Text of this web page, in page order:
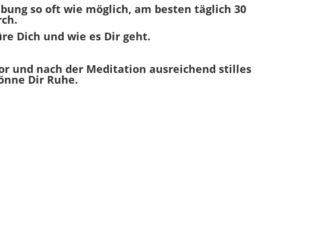
so oft wie möglich, am besten täglich 30
Dich und wie es Dir geht.
und nach der Meditation ausreichend stilles
Dir Ruhe.